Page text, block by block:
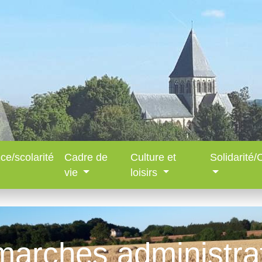
scolarité
Cadre de
vie
Culture et
loisirs
Solidarité/